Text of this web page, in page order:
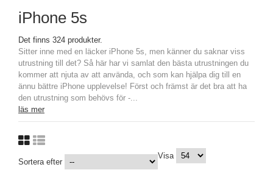
iPhone 5s
Det finns 324 produkter.
Sitter inne med en läcker iPhone 5s, men känner du saknar viss
utrustning till det? Så här har vi samlat den bästa utrustningen du
kommer att njuta av att använda, och som kan hjälpa dig till en
ännu bättre iPhone upplevelse! Först och främst är det bra att ha
den utrustning som behövs för -...
läs mer
Sortera efter
Visa